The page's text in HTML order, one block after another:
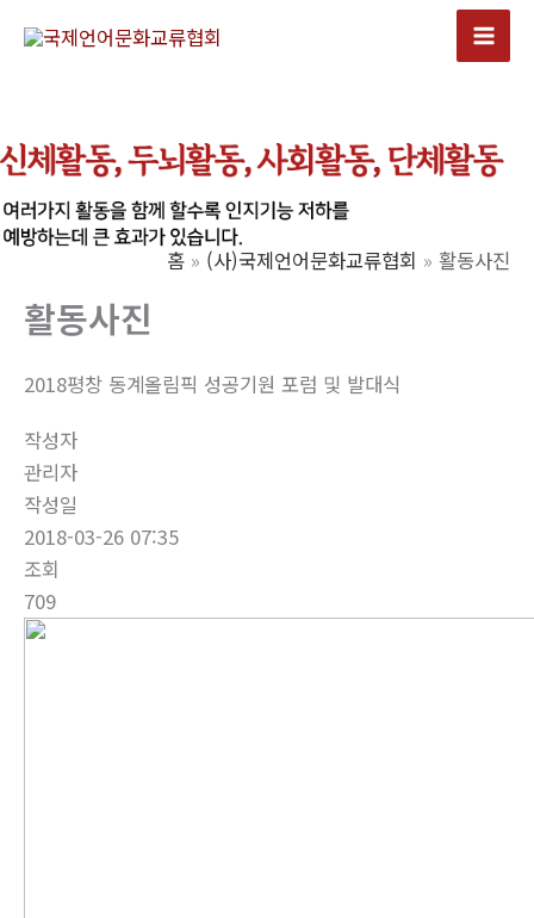
건
너
뛰
기
Main
홈 (사)국제언어문화교류협회 활동사진
활동사진
2018평창 동계올림픽 성공기원 포럼 및 발대식
작성자
관리자
작성일
2018-03-26 07:35
조회
709